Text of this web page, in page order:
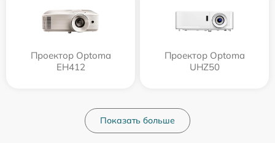
Проектор Optoma
EH412
Проектор Optoma
UHZ50
Показать больше